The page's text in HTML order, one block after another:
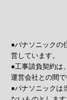
●パナソニックの
営しています。
●工事請負契約は
運営会社との間で
●パナソニックは